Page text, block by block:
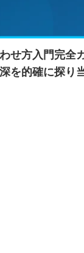
せ方入門完全
を的確に探り